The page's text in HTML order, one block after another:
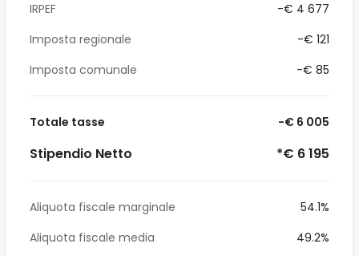
IRPEF
-€ 4 677
Imposta regionale
-€ 121
Imposta comunale
-€ 85
Totale tasse -€ 6 005
Stipendio Netto *€ 6 195
Aliquota fiscale marginale
54.1%
Aliquota fiscale media
49.2%